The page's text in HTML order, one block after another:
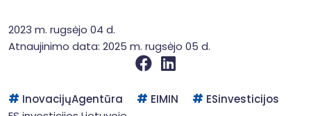
2023 m. rugsėjo 04 d.
Atnaujinimo data: 2025 m. rugsėjo 05 d.
InovacijųAgentūra EIMIN
ESinvesticijos